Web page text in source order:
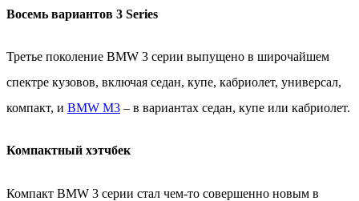
Восемь вариантов 3 Series
Третье поколение BMW 3 серии выпущено в широчайшем
спектре кузовов, включая седан, купе, кабриолет, универсал,
компакт, и BMW М3 – в вариантах седан, купе или кабриолет.
Компактный хэтчбек
Компакт BMW 3 серии стал чем-то совершенно новым в